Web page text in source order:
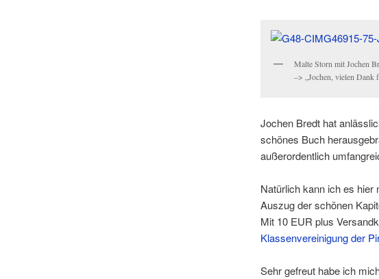
Malte Storn mit Jochen
–> „Jochen, vielen Dank
Jochen Bredt hat
schönes Buch
außerordentlich
Natürlich kann ich es hier
Auszug der schönen
Mit 10 EUR plus
Klassenvereinigung der
Sehr gefreut habe ich